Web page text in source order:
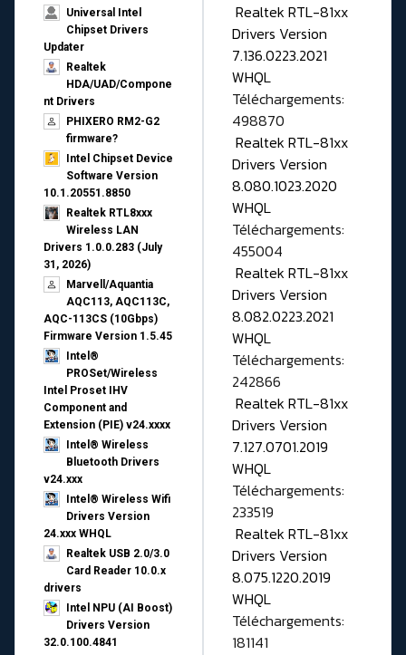
Universal Intel
Chipset Drivers
Updater​
Realtek
HDA/UAD/Compone
nt Drivers
PHIXERO RM2-G2
firmware?
Intel Chipset Device
Software Version
10.1.20551.8850
Realtek RTL8xxx
Wireless LAN
Drivers 1.0.0.283 (July
31, 2026)
Marvell/Aquantia
AQC113, AQC113C,
AQC-113CS (10Gbps)
Firmware Version 1.5.45
Intel®
PROSet/Wireless
Intel Proset IHV
Component and
Extension (PIE) v24.xxxx
Intel® Wireless
Bluetooth Drivers
v24.xxx
Intel® Wireless Wifi
Drivers Version
24.xxx WHQL
Realtek USB 2.0/3.0
Card Reader 10.0.x
drivers
Intel NPU (AI Boost)
Drivers Version
32.0.100.4841
Realtek RTL-81xx
Drivers Version
7.136.0223.2021
WHQL
Téléchargements:
498870
Realtek RTL-81xx
Drivers Version
8.080.1023.2020
WHQL
Téléchargements:
455004
Realtek RTL-81xx
Drivers Version
8.082.0223.2021
WHQL
Téléchargements:
242866
Realtek RTL-81xx
Drivers Version
7.127.0701.2019
WHQL
Téléchargements:
233519
Realtek RTL-81xx
Drivers Version
8.075.1220.2019
WHQL
Téléchargements:
181141